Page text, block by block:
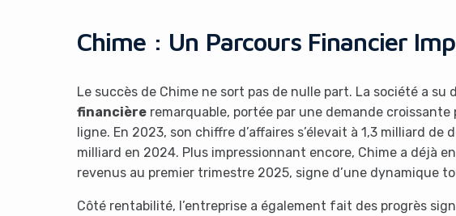
Chime : Un Parcours Financier
Le succès de Chime ne sort pas de nulle part. La société a su
financièreremarquable, portée par une demande croissante
ligne. En 2023, son chiffre d’affaires s’élevait à 1,3 milliard de
milliard en 2024. Plus impressionnant encore, Chime a déjà
revenus au premier trimestre 2025, signe d’une dynamique
Côté rentabilité, l’entreprise a également fait des progrès